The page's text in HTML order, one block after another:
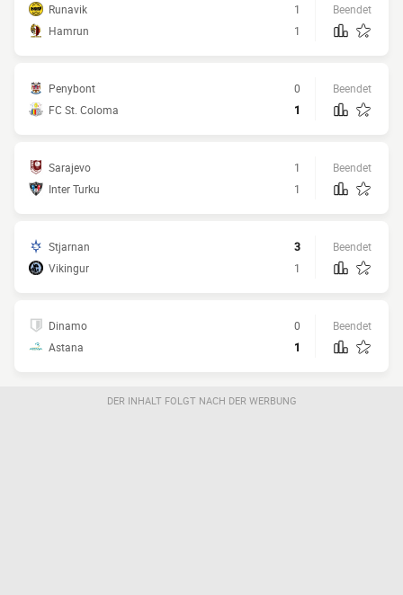
Runavik
1
Hamrun
1
Beendet
Penybont
0
FC St. Coloma
1
Beendet
Sarajevo
1
Inter Turku
1
Beendet
Stjarnan
3
Vikingur
1
Beendet
Dinamo
0
Astana
1
Beendet
DER INHALT FOLGT NACH DER WERBUNG